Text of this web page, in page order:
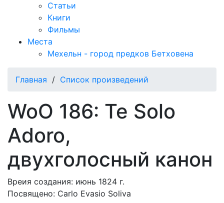
Статьи
Книги
Фильмы
Места
Мехельн - город предков Бетховена
Главная / Список произведений
WoO 186: Te Solo
Adoro,
двухголосный канон
Вреия создания: июнь 1824 г.
Посвящено: Carlo Evasio Soliva